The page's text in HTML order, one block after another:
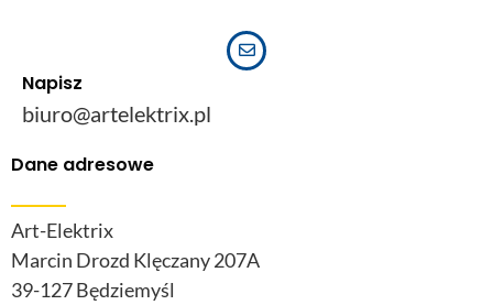
Napisz
biuro@artelektrix.pl
Dane adresowe
Art-Elektrix
Marcin Drozd Klęczany 207A
39-127 Będziemyśl